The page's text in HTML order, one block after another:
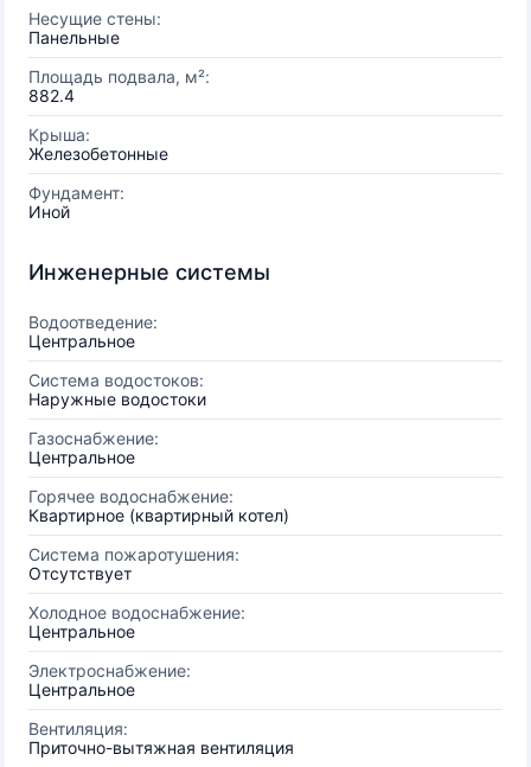
Несущие стены:
Панельные
Площадь подвала, м²:
882.4
Крыша:
Железобетонные
Фундамент:
Иной
Инженерные системы
Водоотведение:
Центральное
Система водостоков:
Наружные водостоки
Газоснабжение:
Центральное
Горячее водоснабжение:
Квартирное (квартирный котел)
Система пожаротушения:
Отсутствует
Холодное водоснабжение:
Центральное
Электроснабжение:
Центральное
Вентиляция:
Приточно-вытяжная вентиляция